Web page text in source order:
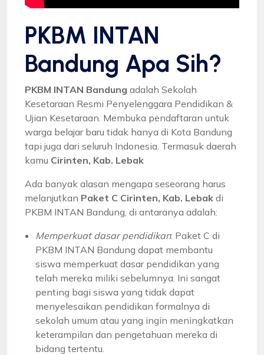
PKBM INTAN
Bandung Apa Sih?
PKBM INTAN Bandung adalah Sekolah
Kesetaraan Resmi Penyelenggara Pendidikan &
Ujian Kesetaraan. Membuka pendaftaran untuk
warga belajar baru tidak hanya di Kota Bandung
tapi juga dari seluruh Indonesia. Termasuk daerah
kamu Cirinten, Kab. Lebak
Ada banyak alasan mengapa seseorang harus
melanjutkan Paket C Cirinten, Kab. Lebak di
PKBM INTAN Bandung, di antaranya adalah:
Memperkuat dasar pendidikan: Paket C di
PKBM INTAN Bandung dapat membantu
siswa memperkuat dasar pendidikan yang
telah mereka miliki sebelumnya. Ini sangat
penting bagi siswa yang tidak dapat
menyelesaikan pendidikan formalnya di
sekolah umum atau yang ingin meningkatkan
keterampilan dan pengetahuan mereka di
bidang tertentu.